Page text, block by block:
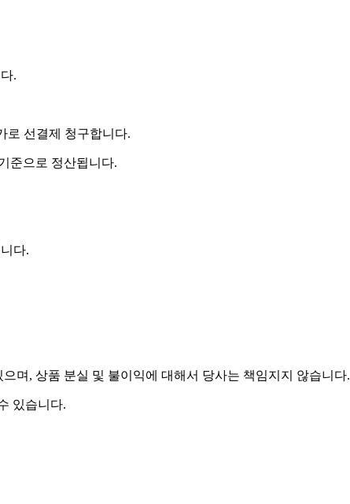
.
로 선결제 청구합니다.
준으로 정산됩니다.
다.
며, 상품 분실 및 불이익에 대해서 당사는 책임지지 않습니다.
있습니다.